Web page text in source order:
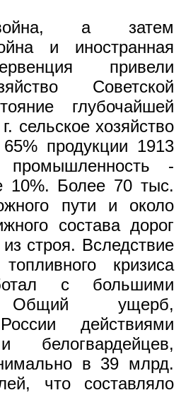
а затем
и иностранная
привели
Советской
глубочайшей
сельское хозяйство
продукции 1913
-
10%. Более 70 тыс.
пути и около
состава дорог
строя. Вследствие
кризиса
с большими
Общий ущерб,
действиями
белогвардейцев,
в 39 млрд.
что составляло